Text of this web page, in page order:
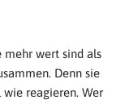
mehr wert sind als
Denn sie
reagieren. Wer